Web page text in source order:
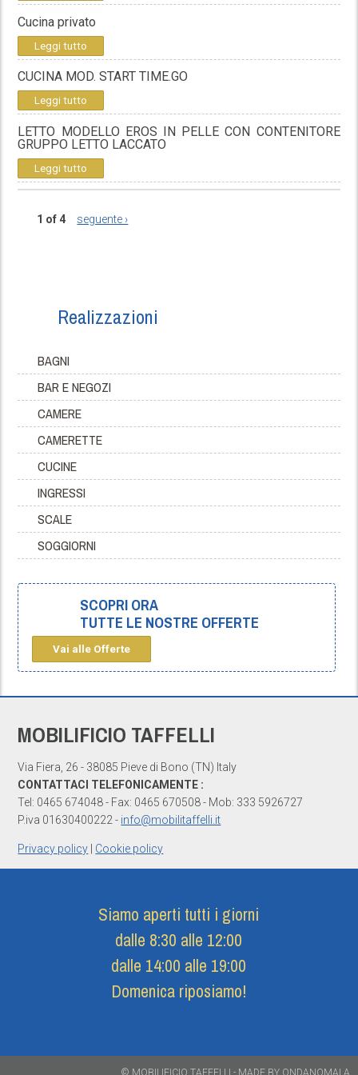
Cucina privato
Leggi tutto
CUCINA MOD. START TIME.GO
Leggi tutto
LETTO MODELLO EROS IN PELLE CON CONTENITORE
GRUPPO LETTO LACCATO
Leggi tutto
1 of 4 seguente ›
Realizzazioni
BAGNI
BAR E NEGOZI
CAMERE
CAMERETTE
CUCINE
INGRESSI
SCALE
SOGGIORNI
SCOPRI ORA
TUTTE LE NOSTRE OFFERTE
Vai alle Offerte
MOBILIFICIO TAFFELLI
Via Fiera, 26 - 38085 Pieve di Bono (TN) Italy
CONTATTACI TELEFONICAMENTE :
Tel: 0465 674048 - Fax: 0465 670508 - Mob: 333 5926727
P.iva 01630400222 - info@mobilitaffelli.it
Privacy policy Cookie policy
Siamo aperti tutti i giorni
dalle 8:30 alle 12:00
dalle 14:00 alle 19:00
Domenica riposiamo!
© MOBILIFICIO TAFFELLI - MADE BY ONDANOMALA